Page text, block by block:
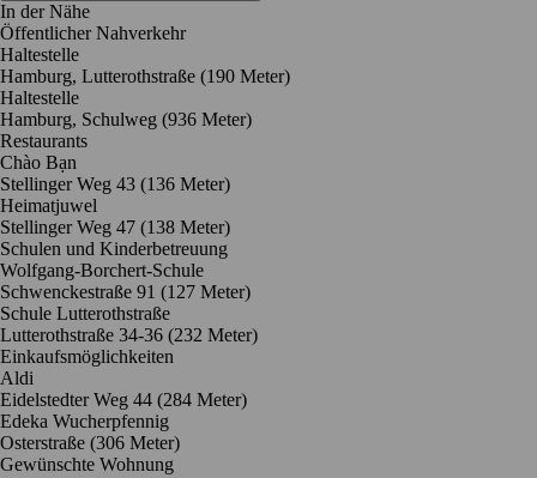
In der Nähe
Öffentlicher Nahverkehr
Haltestelle
Hamburg, Lutterothstraße (190 Meter)
Haltestelle
Hamburg, Schulweg (936 Meter)
Restaurants
Chào Bạn
Stellinger Weg 43 (136 Meter)
Heimatjuwel
Stellinger Weg 47 (138 Meter)
Schulen und Kinderbetreuung
Wolfgang-Borchert-Schule
Schwenckestraße 91 (127 Meter)
Schule Lutterothstraße
Lutterothstraße 34-36 (232 Meter)
Einkaufsmöglichkeiten
Aldi
Eidelstedter Weg 44 (284 Meter)
Edeka Wucherpfennig
Osterstraße (306 Meter)
Gewünschte Wohnung